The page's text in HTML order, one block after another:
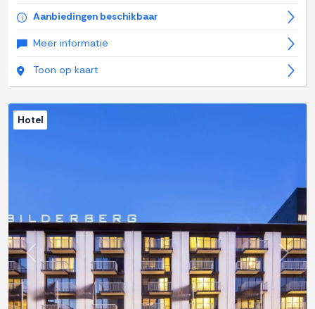
Aanbiedingen beschikbaar
Meer informatie
Toon op kaart
Previous Next
Hotel